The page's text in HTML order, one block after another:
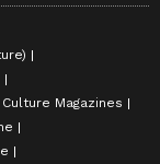
Culture Magazines